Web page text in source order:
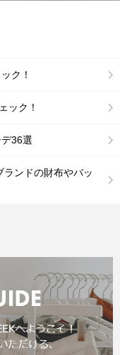
ク！
ック！
36選
ンドの財布やバッ